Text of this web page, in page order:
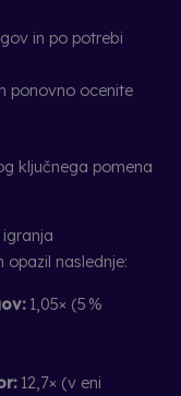
in po potrebi
ponovno ocenite
ključnega pomena
opazil naslednje:
1,05× (5 %
12,7× (v eni